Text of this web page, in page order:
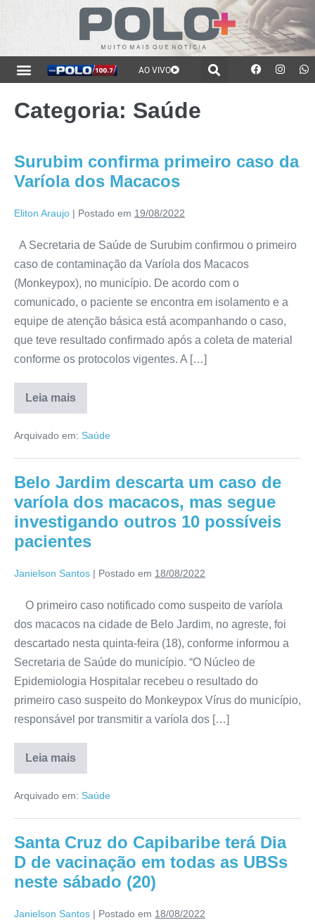
AO VIVO
Categoria: Saúde
Surubim confirma primeiro caso da
Varíola dos Macacos
Eliton Araujo | Postado em 19/08/2022
A Secretaria de Saúde de Surubim confirmou o primeiro
caso de contaminação da Varíola dos Macacos
(Monkeypox), no município. De acordo com o
comunicado, o paciente se encontra em isolamento e a
equipe de atenção básica está acompanhando o caso,
que teve resultado confirmado após a coleta de material
conforme os protocolos vigentes. A […]
Leia mais
Arquivado em: Saúde
Belo Jardim descarta um caso de
varíola dos macacos, mas segue
investigando outros 10 possíveis
pacientes
Janielson Santos | Postado em 18/08/2022
O primeiro caso notificado como suspeito de varíola
dos macacos na cidade de Belo Jardim, no agreste, foi
descartado nesta quinta-feira (18), conforme informou a
Secretaria de Saúde do município. “O Núcleo de
Epidemiologia Hospitalar recebeu o resultado do
primeiro caso suspeito do Monkeypox Vírus do município,
responsável por transmitir a varíola dos […]
Leia mais
Arquivado em: Saúde
Santa Cruz do Capibaribe terá Dia
D de vacinação em todas as UBSs
neste sábado (20)
Janielson Santos | Postado em 18/08/2022